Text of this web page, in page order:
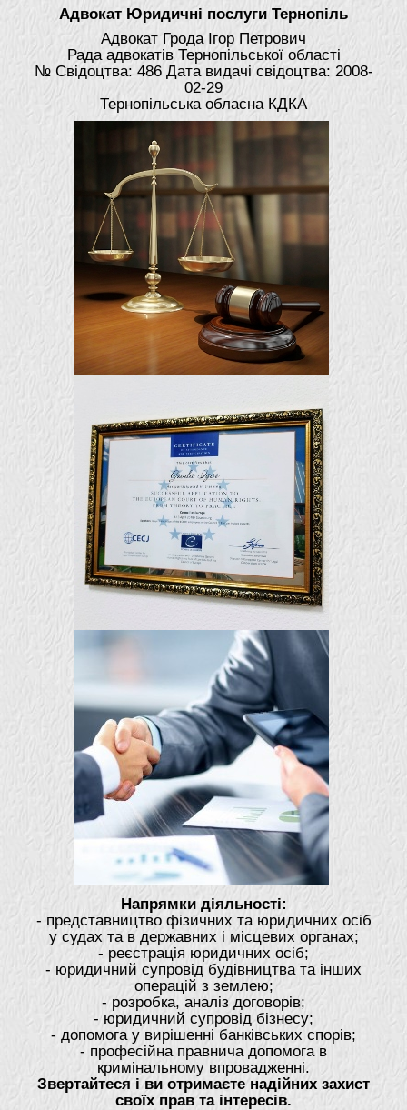
Адвокат Юридичні послуги Тернопіль
Адвокат Грода Ігор Петрович
Рада адвокатів Тернопільської області
№ Свідоцтва: 486 Дата видачі свідоцтва: 2008-
02-29
Тернопільська обласна КДКА
Напрямки діяльності:
- представництво фізичних та юридичних осіб
у судах та в державних і місцевих органах;
- реєстрація юридичних осіб;
- юридичний супровід будівництва та інших
операцій з землею;
- розробка, аналіз договорів;
- юридичний супровід бізнесу;
- допомога у вирішенні банківських спорів;
- професійна правнича допомога в
кримінальному впровадженні.
Звертайтеся і ви отримаєте надійних захист
своїх прав та інтересів.